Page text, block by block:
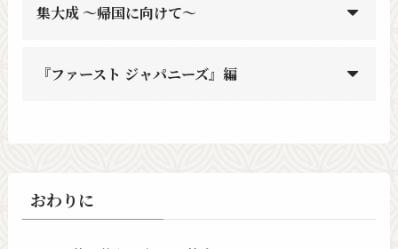
集大成 〜帰国に向けて〜
『ファースト ジャパニーズ』編
おわりに